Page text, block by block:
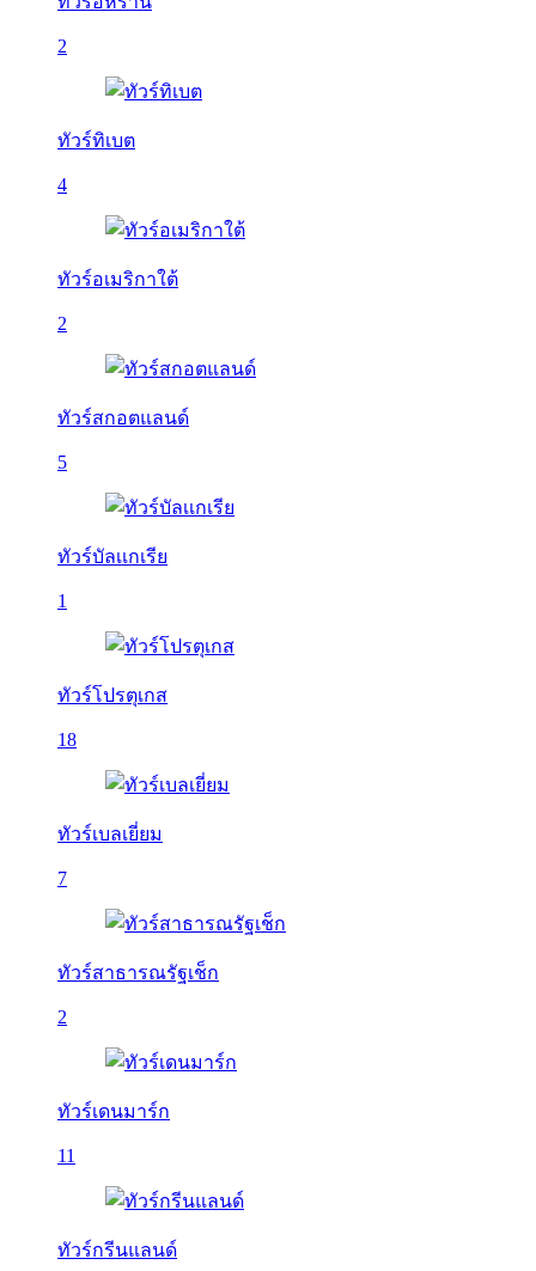
2
ทัวร์ทิเบต
4
ทัวร์อเมริกาใต้
2
ทัวร์สกอตแลนด์
5
ทัวร์บัลเเกเรีย
1
ทัวร์โปรตุเกส
18
ทัวร์เบลเยี่ยม
7
ทัวร์สาธารณรัฐเช็ก
2
ทัวร์เดนมาร์ก
11
ทัวร์กรีนแลนด์